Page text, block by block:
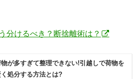
分けるべき？断捨離術は？
物が多すぎて整理できない!引越しで荷物を
く処分する方法とは?